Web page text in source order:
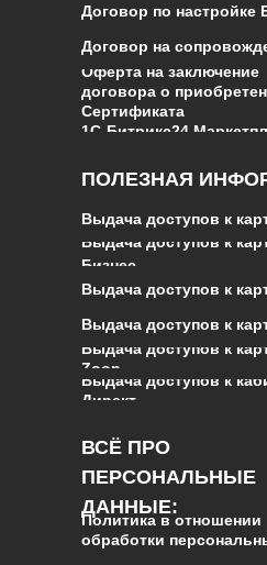
ВСЁ ПРО
ПЕРСОНАЛЬНЫЕ
ДАННЫЕ:
Политика в отношении
обработки
Выдача доступов к
Zoon
Выдача доступов к
Директ
Выдача доступов к
Выдача доступов к
Бизнес
Выдача доступов к
Выдача доступов к
ПОЛЕЗНАЯ
Оферта на заключение
договора о
Сертификата
Договор по настройке
Договор на